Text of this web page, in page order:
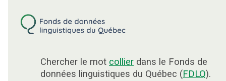
Chercher le mot collier dans le Fonds de
données linguistiques du Québec (FDLQ).